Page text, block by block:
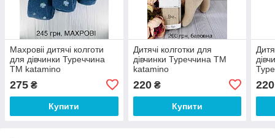
Махровіі дитячі колготи
для дівчинки Туреччина
ТМ katamino
275 ₴
Купити
Дитячі колготки для
дівчинки Туреччина TM
katamino
220₴
Купити
220